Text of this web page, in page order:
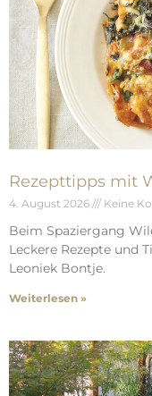
Rezepttipps mit
4. August 2026 Keine
Beim Spaziergang
Leckere Rezepte und
Leoniek Bontje.
Weiterlesen »